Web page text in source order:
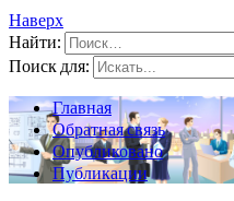
Наверх
Найти:
Поиск для:
Главная
Обратная связь
Опубликовано
Публикации